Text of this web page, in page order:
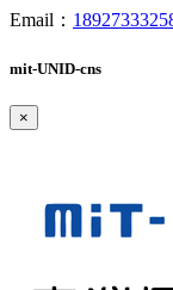
Email：
mit-UNID-cns
×